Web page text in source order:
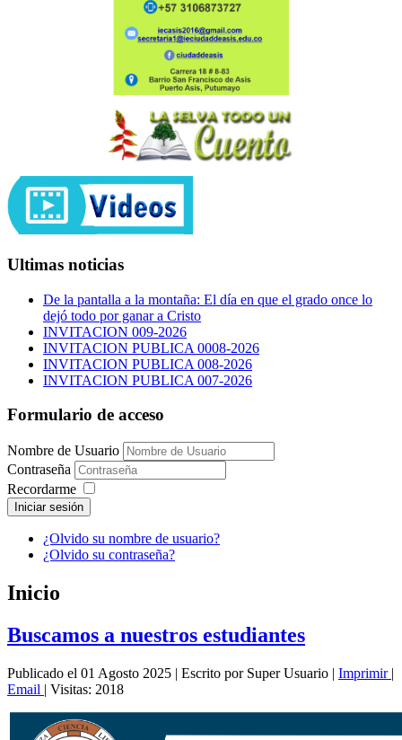
Ultimas noticias
De la pantalla a la montaña: El día en que el grado once lo
dejó todo por ganar a Cristo
INVITACION 009-2026
INVITACION PUBLICA 0008-2026
INVITACION PUBLICA 008-2026
INVITACION PUBLICA 007-2026
Formulario de acceso
Nombre de Usuario
Contraseña
Recordarme
Iniciar sesión
¿Olvido su nombre de usuario?
¿Olvido su contraseña?
Inicio
Buscamos a nuestros estudiantes
Publicado el 01 Agosto 2025 | Escrito por Super Usuario | Imprimir |
Email | Visitas: 2018